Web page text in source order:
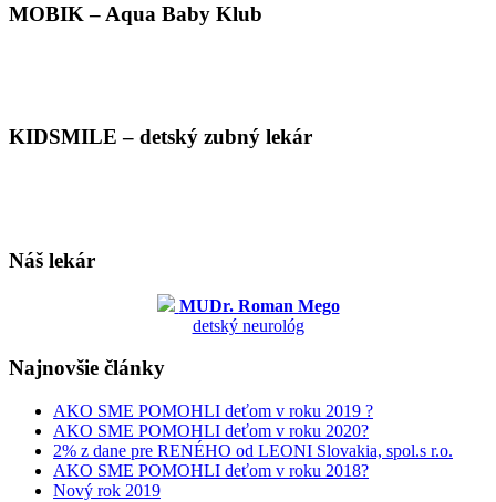
MOBIK – Aqua Baby Klub
KIDSMILE – detský zubný lekár
Náš lekár
MUDr. Roman Mego
detský neurológ
Najnovšie články
AKO SME POMOHLI deťom v roku 2019 ?
AKO SME POMOHLI deťom v roku 2020?
2% z dane pre RENÉHO od LEONI Slovakia, spol.s r.o.
AKO SME POMOHLI deťom v roku 2018?
Nový rok 2019